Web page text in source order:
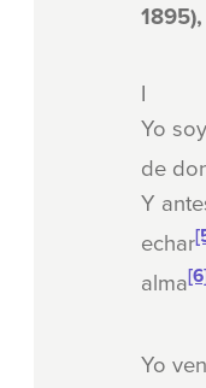
I
Yo
de
Y
echar
alma
Yo